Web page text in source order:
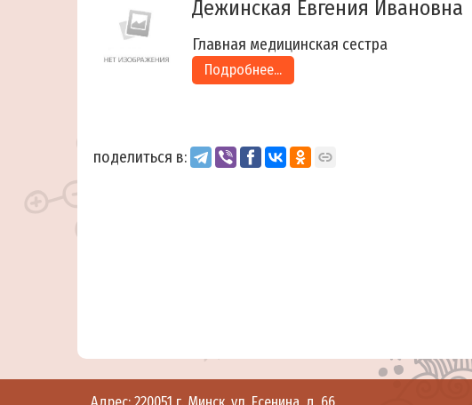
Дежинская Евгения Ивановна
Главная медицинская сестра
Подробнее...
поделиться в: